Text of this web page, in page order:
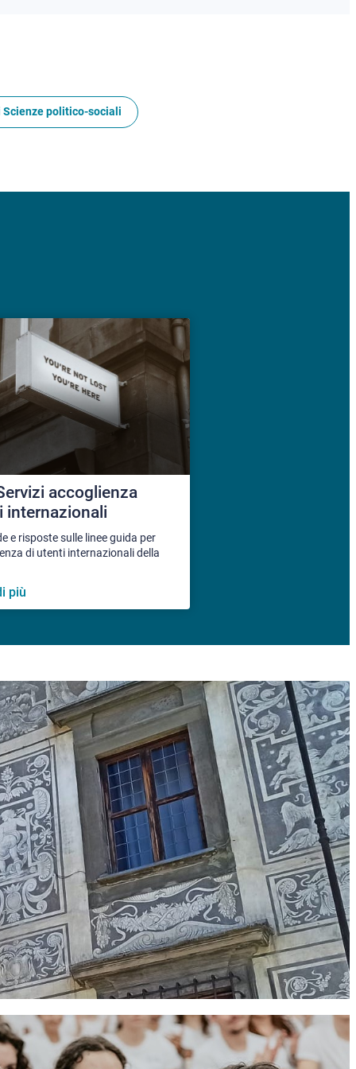
Scienze politico-sociali
accoglienza
internazionali
e risposte sulle linee guida per
di utenti internazionali della
più